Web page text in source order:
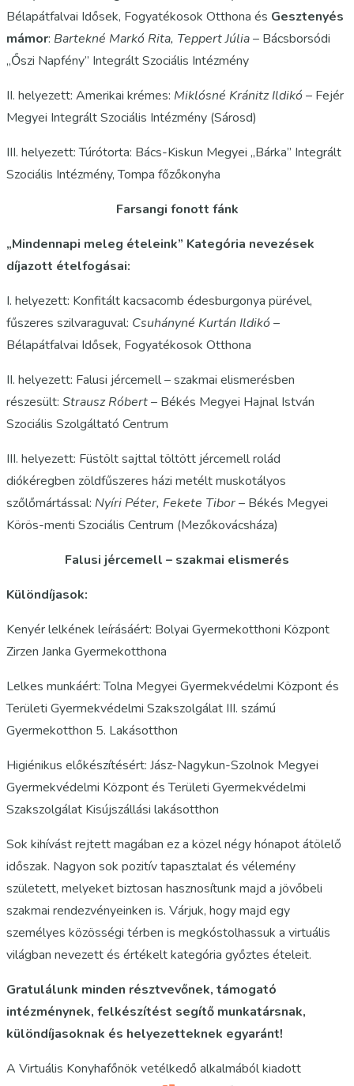
Bélapátfalvai Idősek, Fogyatékosok Otthona és Gesztenyés
mámor: Bartekné Markó Rita, Teppert Júlia– Bácsborsódi
„Őszi Napfény” Integrált Szociális Intézmény
II. helyezett: Amerikai krémes: Miklósné Kránitz Ildikó– Fejér
Megyei Integrált Szociális Intézmény (Sárosd)
III. helyezett: Túrótorta: Bács-Kiskun Megyei „Bárka” Integrált
Szociális Intézmény, Tompa főzőkonyha
Farsangi fonott fánk
„Mindennapi meleg ételeink” Kategória nevezések
díjazott ételfogásai:
I. helyezett: Konfitált kacsacomb édesburgonya pürével,
fűszeres szilvaraguval: Csuhányné Kurtán Ildikó–
Bélapátfalvai Idősek, Fogyatékosok Otthona
II. helyezett: Falusi jércemell – szakmai elismerésben
részesült: Strausz Róbert– Békés Megyei Hajnal István
Szociális Szolgáltató Centrum
III. helyezett: Füstölt sajttal töltött jércemell rolád
diókéregben zöldfűszeres házi metélt muskotályos
szőlőmártással: Nyíri Péter, Fekete Tibor– Békés Megyei
Körös-menti Szociális Centrum (Mezőkovácsháza)
Falusi jércemell – szakmai elismerés
Különdíjasok:
Kenyér lelkének leírásáért: Bolyai Gyermekotthoni Központ
Zirzen Janka Gyermekotthona
Lelkes munkáért: Tolna Megyei Gyermekvédelmi Központ és
Területi Gyermekvédelmi Szakszolgálat III. számú
Gyermekotthon 5. Lakásotthon
Higiénikus előkészítésért: Jász-Nagykun-Szolnok Megyei
Gyermekvédelmi Központ és Területi Gyermekvédelmi
Szakszolgálat Kisújszállási lakásotthon
Sok kihívást rejtett magában ez a közel négy hónapot átölelő
időszak. Nagyon sok pozitív tapasztalat és vélemény
született, melyeket biztosan hasznosítunk majd a jövőbeli
szakmai rendezvényeinken is. Várjuk, hogy majd egy
személyes közösségi térben is megkóstolhassuk a virtuális
világban nevezett és értékelt kategória győztes ételeit.
Gratulálunk minden résztvevőnek, támogató
intézménynek, felkészítést segítő munkatársnak,
különdíjasoknak és helyezetteknek egyaránt!
A Virtuális Konyhafőnök vetélkedő alkalmából kiadott